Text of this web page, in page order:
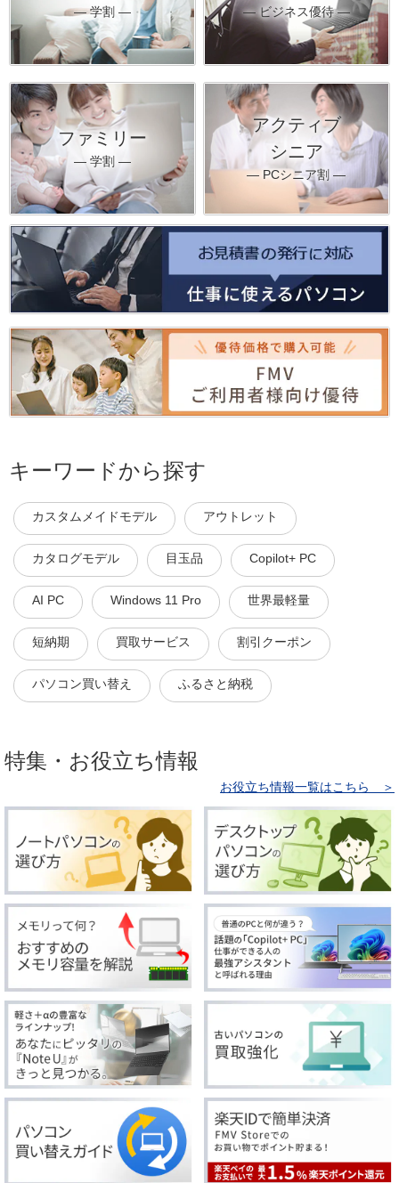
― 学割 ― ― ビジネス優待 ―
ファミリー
― 学割 ―
アクティブ
シニア
― PCシニア割 ―
キーワードから探す
カスタムメイドモデル アウトレット
カタログモデル 目玉品 Copilot+ PC
AI PC Windows 11 Pro 世界最軽量
短納期 買取サービス 割引クーポン
パソコン買い替え ふるさと納税
特集・お役立ち情報
お役立ち情報一覧はこちら ＞